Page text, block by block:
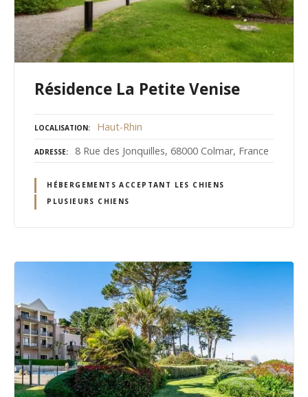
Résidence La Petite Venise
LOCALISATION Haut-Rhin
ADRESSE 8 Rue des Jonquilles, 68000 Colmar, France
HÉBERGEMENTS ACCEPTANT LES CHIENS
PLUSIEURS CHIENS